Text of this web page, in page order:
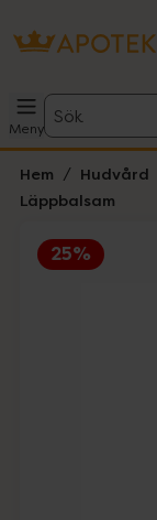
Meny
Sök
Hem Hudvård
Läppbalsam
25%
Lista: